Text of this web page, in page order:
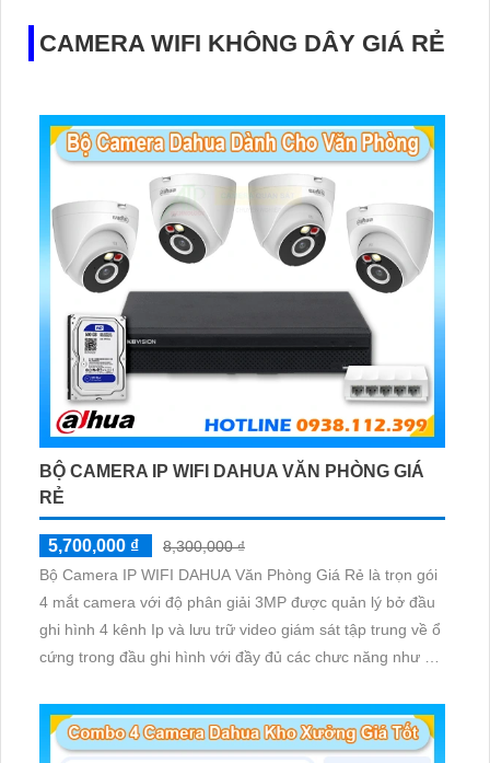
DS-2DE2C400SCG-E SẮC NÉT HIKVISION
đến chất lượng hình ảnh lên đến 4.0 megapixel, đảm bảo
sự sắc nét và chi tiết. Với khả năng xem được ban đêm
với màu sắc chân thực và khoảng cách lên đến 30m,
camera này cung cấp giải pháp an ninh hiệu quả cho gia
đình và căn hộ. Công nghệ IP tiên tiến giữ cho chất lượng
hình ảnh không bị giảm sút, ngay cả vào ban đêm
CAMERA WIFI KHÔNG DÂY GIÁ RẺ
BỘ CAMERA IP WIFI DAHUA VĂN PHÒNG GIÁ